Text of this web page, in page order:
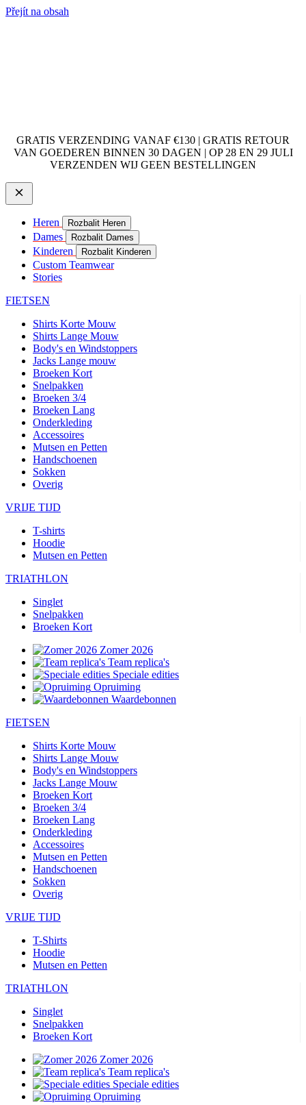
Přejít na obsah
GRATIS VERZENDING VANAF €130 | GRATIS RETOUR
VAN GOEDEREN BINNEN 30 DAGEN | OP 28 EN 29 JULI
VERZENDEN WIJ GEEN BESTELLINGEN
Heren Rozbalit Heren
Dames Rozbalit Dames
Kinderen Rozbalit Kinderen
Custom Teamwear
Stories
FIETSEN
Shirts Korte Mouw
Shirts Lange Mouw
Body's en Windstoppers
Jacks Lange mouw
Broeken Kort
Snelpakken
Broeken 3/4
Broeken Lang
Onderkleding
Accessoires
Mutsen en Petten
Handschoenen
Sokken
Overig
VRIJE TIJD
T-shirts
Hoodie
Mutsen en Petten
TRIATHLON
Singlet
Snelpakken
Broeken Kort
Zomer 2026
Team replica's
Speciale edities
Opruiming
Waardebonnen
FIETSEN
Shirts Korte Mouw
Shirts Lange Mouw
Body's en Windstoppers
Jacks Lange Mouw
Broeken Kort
Broeken 3/4
Broeken Lang
Onderkleding
Accessoires
Mutsen en Petten
Handschoenen
Sokken
Overig
VRIJE TIJD
T-Shirts
Hoodie
Mutsen en Petten
TRIATHLON
Singlet
Snelpakken
Broeken Kort
Zomer 2026
Team replica's
Speciale edities
Opruiming